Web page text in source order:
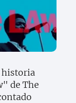
historia
de The